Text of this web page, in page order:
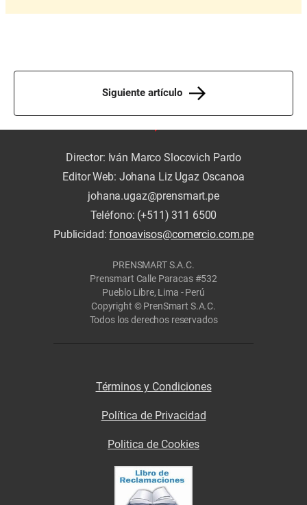
Siguiente artículo
Director: Iván Marco Slocovich Pardo
Editor Web: Johana Liz Ugaz Oscanoa
johana.ugaz@prensmart.pe
Teléfono: (+511) 311 6500
Publicidad:fonoavisos@comercio.com.pe
PRENSMART S.A.C.
Prensmart Calle Paracas #532
Pueblo Libre, Lima - Perú
Copyright © PrenSmart S.A.C.
Todos los derechos reservados
Términos y Condiciones
Política de Privacidad
Politica de Cookies